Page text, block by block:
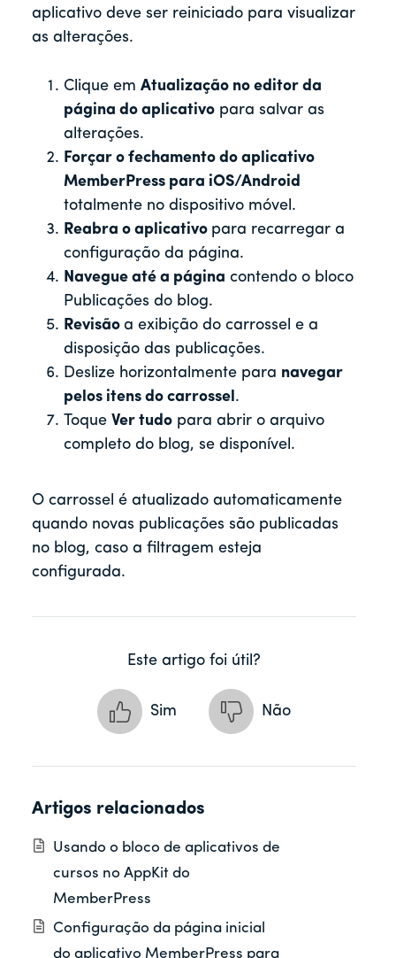
aplicativo deve ser reiniciado para visualizar
as alterações.
Clique em Atualização no editor da
página do aplicativo para salvar as
alterações.
Forçar o fechamento do aplicativo
MemberPress para iOS/Android
totalmente no dispositivo móvel.
Reabra o aplicativo para recarregar a
configuração da página.
Navegue até a página contendo o bloco
Publicações do blog.
Revisão a exibição do carrossel e a
disposição das publicações.
Deslize horizontalmente para navegar
pelos itens do carrossel.
Toque Ver tudo para abrir o arquivo
completo do blog, se disponível.
O carrossel é atualizado automaticamente
quando novas publicações são publicadas
no blog, caso a filtragem esteja
configurada.
Este artigo foi útil?
Sim Não
Artigos relacionados
Usando o bloco de aplicativos de
cursos no AppKit do
MemberPress
Configuração da página inicial
do aplicativo MemberPress para